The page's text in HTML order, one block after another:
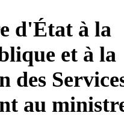
d'État à la
et à la
des
au